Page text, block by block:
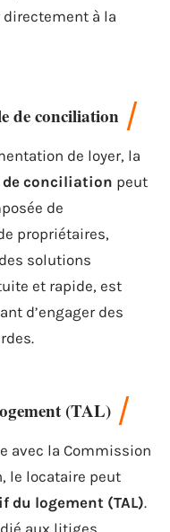
directement à la
de conciliation
de loyer, la
de conciliation peut
de
propriétaires,
solutions
et rapide, est
d’engager des
(TAL)
avec la Commission
le locataire peut
logement (TAL).
aux litiges